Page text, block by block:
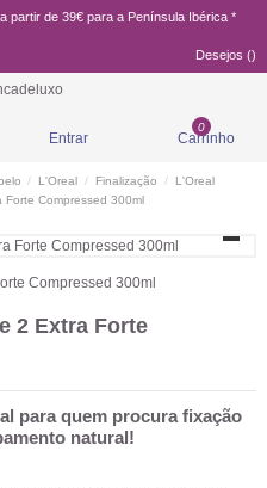
partir de 39€ para a Península Ibérica *
Desejos ()
Entrar
0
Carrinho
L'Oreal Finalização
L'Oreal
Compressed 300ml
2 Extra Forte
para quem procura fixação
natural!